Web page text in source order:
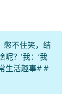
憋不住笑，结
？’我：‘我
生活趣事# #